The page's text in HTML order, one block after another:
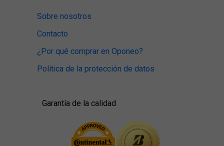
Sobre nosotros
Contacto
¿Por qué comprar en Oponeo?
Política de la protección de datos
Garantía de la calidad